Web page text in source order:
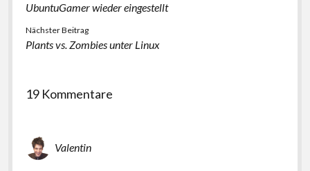
UbuntuGamer wieder eingestellt
Nächster Beitrag
Plants vs. Zombies unter Linux
19 Kommentare
Valentin